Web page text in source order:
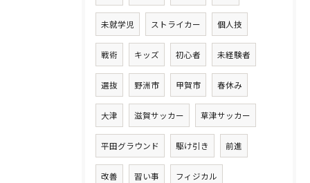
未就学児 ストライカー 個人技
戦術 キッズ 初心者 未経験者
選抜 野洲市 甲賀市 春休み
大津 滋賀サッカー 草津サッカー
平田グラウンド 駆け引き 前進
改善 習い事 フィジカル